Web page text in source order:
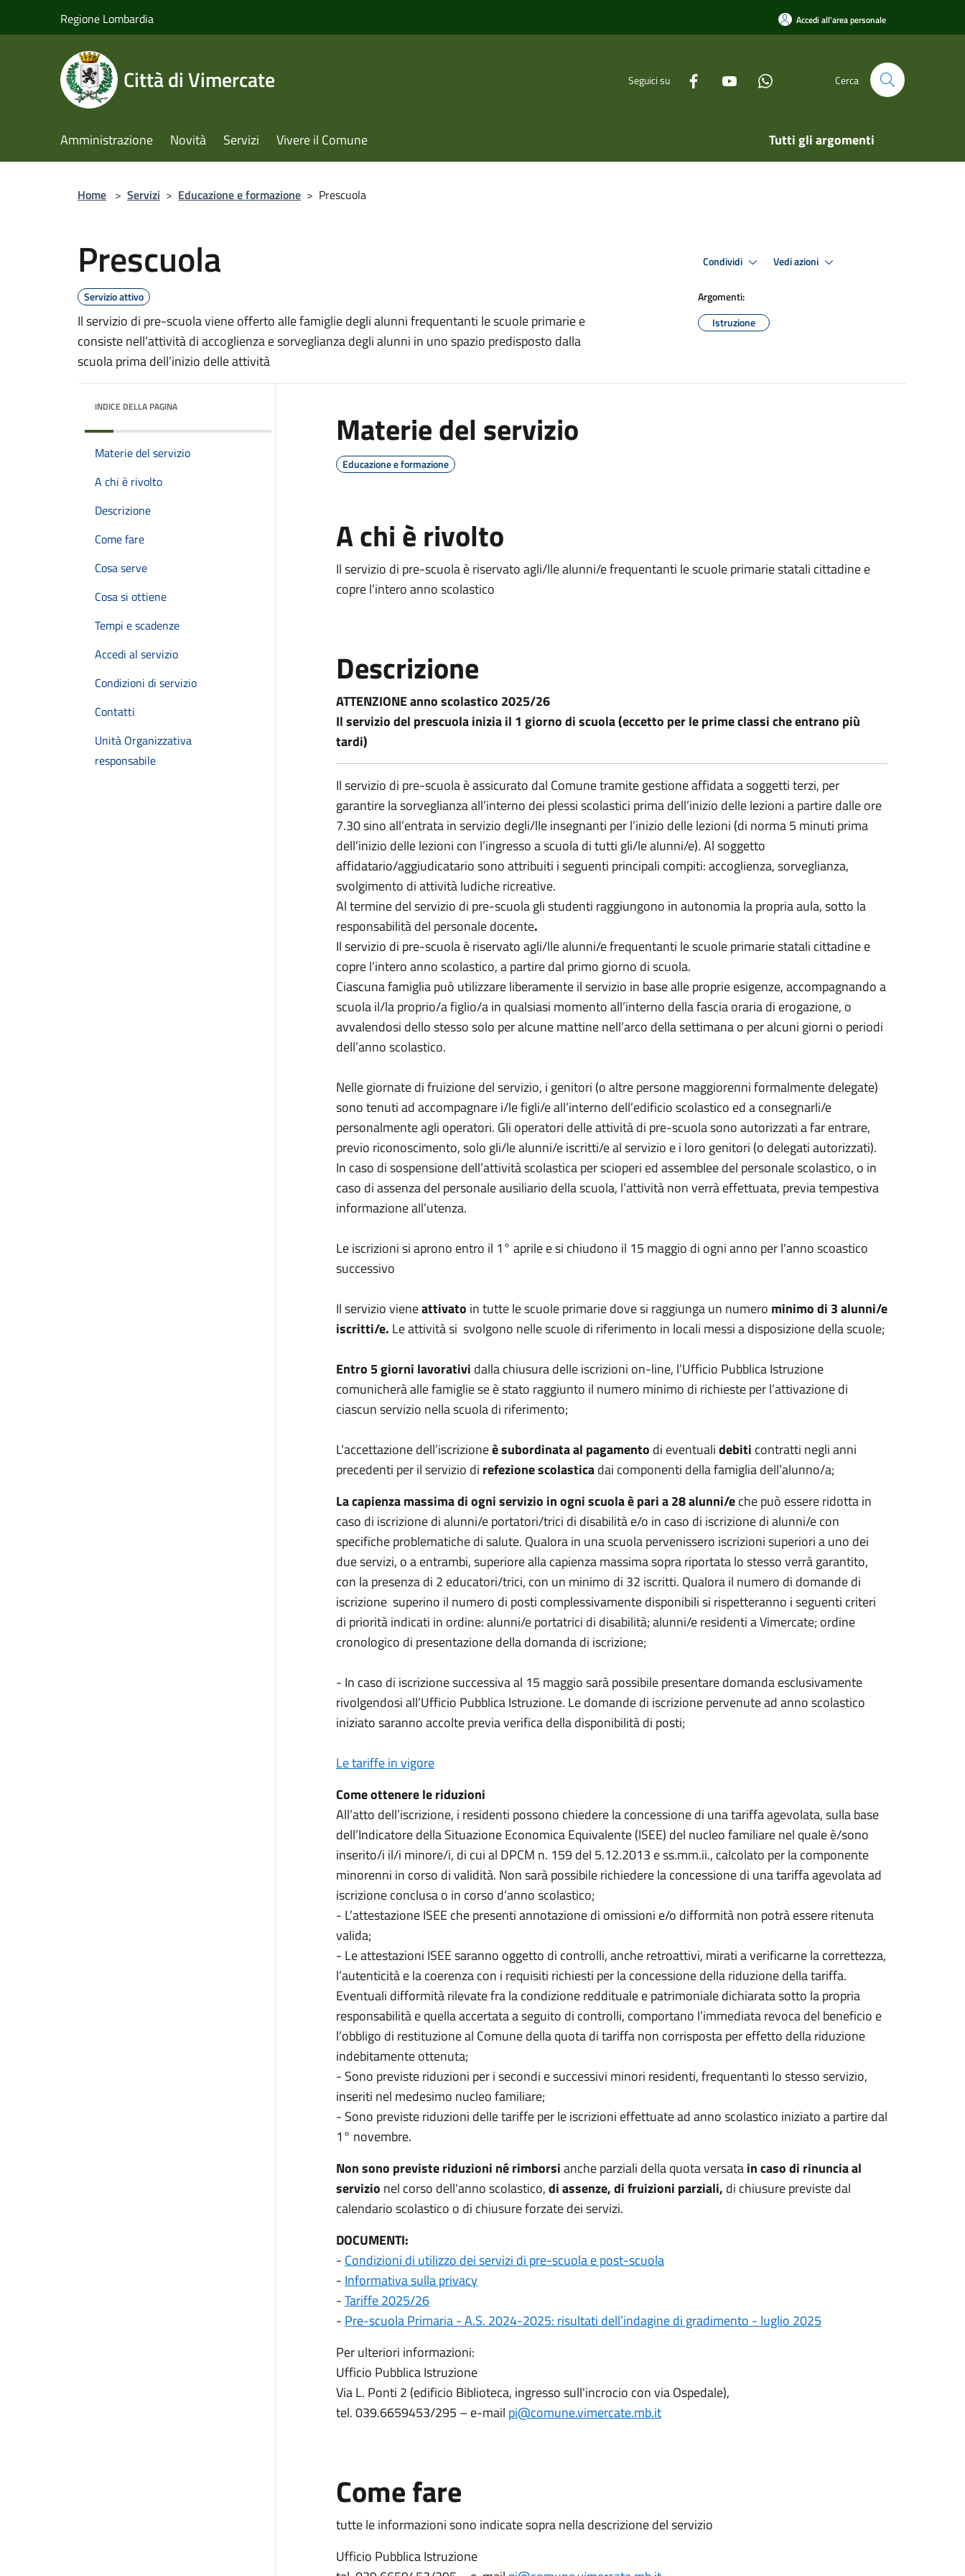
Regione Lombardia Accedi all'area personale
Città di Vimercate Seguici su Cerca
Amministrazione Novità Servizi Vivere il Comune Tutti gli argomenti
Home > Servizi > Educazione e formazione > Prescuola
Prescuola
Servizio attivo
Il servizio di pre-scuola viene offerto alle famiglie degli alunni frequentanti le scuole primarie e
consiste nell’attività di accoglienza e sorveglianza degli alunni in uno spazio predisposto dalla
scuola prima dell’inizio delle attività
Condividi Vedi azioni
Argomenti:
Istruzione
INDICE DELLA PAGINA
Materie del servizio
A chi è rivolto
Descrizione
Come fare
Cosa serve
Cosa si ottiene
Tempi e scadenze
Accedi al servizio
Condizioni di servizio
Contatti
Unità Organizzativa
responsabile
Materie del servizio
Educazione e formazione
A chi è rivolto
Il servizio di pre-scuola è riservato agli/lle alunni/e frequentanti le scuole primarie statali cittadine e
copre l’intero anno scolastico
Descrizione
ATTENZIONE anno scolastico 2025/26
Il servizio del prescuola inizia il 1 giorno di scuola (eccetto per le prime classi che entrano più
tardi)
Il servizio di pre-scuola è assicurato dal Comune tramite gestione affidata a soggetti terzi, per
garantire la sorveglianza all’interno dei plessi scolastici prima dell’inizio delle lezioni a partire dalle ore
7.30 sino all’entrata in servizio degli/lle insegnanti per l’inizio delle lezioni (di norma 5 minuti prima
dell’inizio delle lezioni con l’ingresso a scuola di tutti gli/le alunni/e). Al soggetto
affidatario/aggiudicatario sono attribuiti i seguenti principali compiti: accoglienza, sorveglianza,
svolgimento di attività ludiche ricreative.
Al termine del servizio di pre-scuola gli studenti raggiungono in autonomia la propria aula, sotto la
responsabilità del personale docente.
Il servizio di pre-scuola è riservato agli/lle alunni/e frequentanti le scuole primarie statali cittadine e
copre l’intero anno scolastico, a partire dal primo giorno di scuola.
Ciascuna famiglia può utilizzare liberamente il servizio in base alle proprie esigenze, accompagnando a
scuola il/la proprio/a figlio/a in qualsiasi momento all’interno della fascia oraria di erogazione, o
avvalendosi dello stesso solo per alcune mattine nell’arco della settimana o per alcuni giorni o periodi
dell’anno scolastico.
Nelle giornate di fruizione del servizio, i genitori (o altre persone maggiorenni formalmente delegate)
sono tenuti ad accompagnare i/le figli/e all’interno dell’edificio scolastico ed a consegnarli/e
personalmente agli operatori. Gli operatori delle attività di pre-scuola sono autorizzati a far entrare,
previo riconoscimento, solo gli/le alunni/e iscritti/e al servizio e i loro genitori (o delegati autorizzati).
In caso di sospensione dell’attività scolastica per scioperi ed assemblee del personale scolastico, o in
caso di assenza del personale ausiliario della scuola, l’attività non verrà effettuata, previa tempestiva
informazione all’utenza.
Le iscrizioni si aprono entro il 1° aprile e si chiudono il 15 maggio di ogni anno per l'anno scoastico
successivo
Il servizio vieneattivato in tutte le scuole primarie dove si raggiunga un numero minimo di 3 alunni/e
iscritti/e. Le attività si svolgono nelle scuole di riferimento in locali messi a disposizione della scuole;
Entro 5 giorni lavorativi dalla chiusura delle iscrizioni on-line, l’Ufficio Pubblica Istruzione
comunicherà alle famiglie se è stato raggiunto il numero minimo di richieste per l’attivazione di
ciascun servizio nella scuola di riferimento;
L’accettazione dell’iscrizioneè subordinata al pagamento di eventualidebiti contratti negli anni
precedenti per il servizio di refezione scolasticadai componenti della famiglia dell’alunno/a;
La capienza massima di ogni servizio in ogni scuola è pari a 28 alunni/eche può essere ridotta in
caso di iscrizione di alunni/e portatori/trici di disabilità e/o in caso di iscrizione di alunni/e con
specifiche problematiche di salute. Qualora in una scuola pervenissero iscrizioni superiori a uno dei
due servizi, o a entrambi, superiore alla capienza massima sopra riportata lo stesso verrà garantito,
con la presenza di 2 educatori/trici, con un minimo di 32 iscritti. Qualora il numero di domande di
iscrizione superino il numero di posti complessivamente disponibili si rispetteranno i seguenti criteri
di priorità indicati in ordine: alunni/e portatrici di disabilità; alunni/e residenti a Vimercate; ordine
cronologico di presentazione della domanda di iscrizione;
- In caso di iscrizione successiva al 15 maggio sarà possibile presentare domanda esclusivamente
rivolgendosi all’Ufficio Pubblica Istruzione. Le domande di iscrizione pervenute ad anno scolastico
iniziato saranno accolte previa verifica della disponibilità di posti;
Le tariffe in vigore
Come ottenere le riduzioni
All’atto dell’iscrizione, i residenti possono chiedere la concessione di una tariffa agevolata, sulla base
dell’Indicatore della Situazione Economica Equivalente (ISEE) del nucleo familiare nel quale è/sono
inserito/i il/i minore/i, di cui al DPCM n. 159 del 5.12.2013 e ss.mm.ii., calcolato per la componente
minorenni in corso di validità. Non sarà possibile richiedere la concessione di una tariffa agevolata ad
iscrizione conclusa o in corso d’anno scolastico;
- L’attestazione ISEE che presenti annotazione di omissioni e/o difformità non potrà essere ritenuta
valida;
- Le attestazioni ISEE saranno oggetto di controlli, anche retroattivi, mirati a verificarne la correttezza,
l’autenticità e la coerenza con i requisiti richiesti per la concessione della riduzione della tariffa.
Eventuali difformità rilevate fra la condizione reddituale e patrimoniale dichiarata sotto la propria
responsabilità e quella accertata a seguito di controlli, comportano l’immediata revoca del beneficio e
l’obbligo di restituzione al Comune della quota di tariffa non corrisposta per effetto della riduzione
indebitamente ottenuta;
- Sono previste riduzioni per i secondi e successivi minori residenti, frequentanti lo stesso servizio,
inseriti nel medesimo nucleo familiare;
- Sono previste riduzioni delle tariffe per le iscrizioni effettuate ad anno scolastico iniziato a partire dal
1° novembre.
Non sono previste riduzioni né rimborsianche parziali della quota versatain caso di rinuncia al
servizio nel corso dell'anno scolastico,di assenze, di fruizioni parziali, di chiusure previste dal
calendario scolastico o di chiusure forzate dei servizi.
DOCUMENTI:
- Condizioni di utilizzo dei servizi di pre-scuola e post-scuola
- Informativa sulla privacy
-Tariffe 2025/26
- Pre-scuola Primaria - A.S. 2024-2025: risultati dell’indagine di gradimento - luglio 2025
Per ulteriori informazioni:
Ufficio Pubblica Istruzione
Via L. Ponti 2 (edificio Biblioteca, ingresso sull'incrocio con via Ospedale),
tel. 039.6659453/295 – e-mail pi@comune.vimercate.mb.it
Come fare
tutte le informazioni sono indicate sopra nella descrizione del servizio
Ufficio Pubblica Istruzione